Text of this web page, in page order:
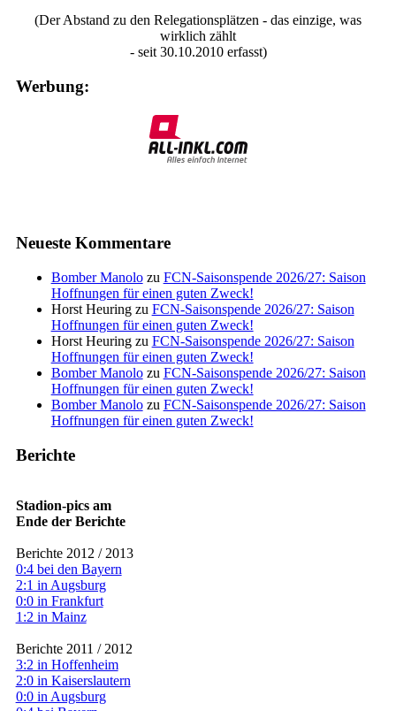
(Der Abstand zu den Relegationsplätzen - das einzige, was
wirklich zählt
- seit 30.10.2010 erfasst)
Werbung:
Neueste Kommentare
Bomber Manolozu FCN-Saisonspende 2026/27: Saison
Hoffnungen für einen guten Zweck!
Horst Heuringzu FCN-Saisonspende 2026/27: Saison
Hoffnungen für einen guten Zweck!
Horst Heuringzu FCN-Saisonspende 2026/27: Saison
Hoffnungen für einen guten Zweck!
Bomber Manolozu FCN-Saisonspende 2026/27: Saison
Hoffnungen für einen guten Zweck!
Bomber Manolozu FCN-Saisonspende 2026/27: Saison
Hoffnungen für einen guten Zweck!
Berichte
Stadion-pics am
Ende der Berichte
Berichte 2012 / 2013
0:4 bei den Bayern
2:1 in Augsburg
0:0 in Frankfurt
1:2 in Mainz
Berichte 2011 / 2012
3:2 in Hoffenheim
2:0 in Kaiserslautern
0:0 in Augsburg